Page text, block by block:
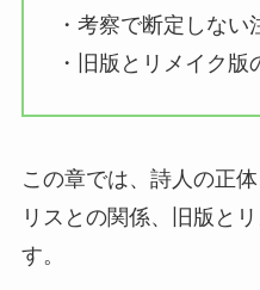
・考察で断定しない
・旧版とリメイク版
この章では、詩人の正
リスとの関係、旧版と
す。